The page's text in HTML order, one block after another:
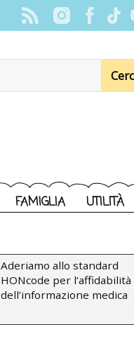
FAMIGLIA UTILITÀ
Aderiamo allo standard
HONcode per l’affidabilità
dell’informazione medica